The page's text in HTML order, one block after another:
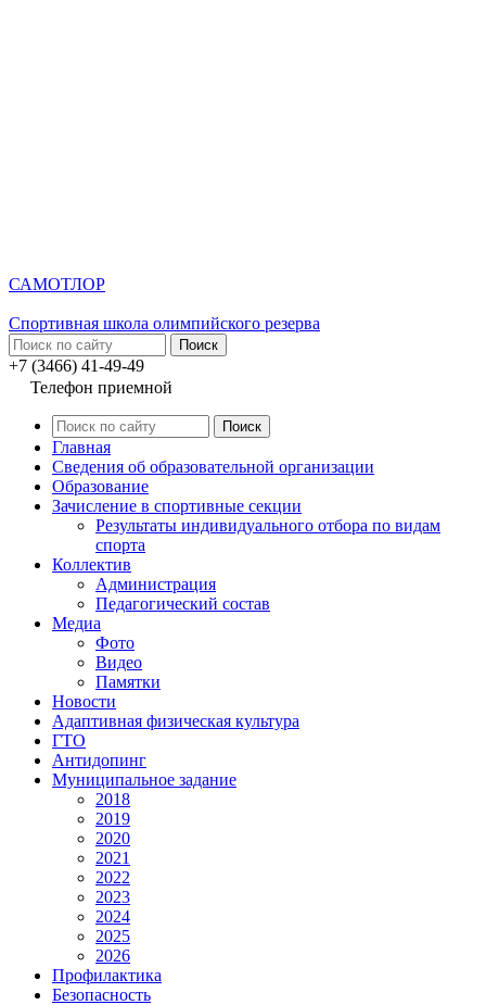
САМОТЛОР
Спортивная школа олимпийского резерва
+7 (3466) 41-49-49
Телефон приемной
Главная
Сведения об образовательной организации
Образование
Зачисление в спортивные секции
Результаты индивидуального отбора по видам
спорта
Коллектив
Администрация
Педагогический состав
Медиа
Фото
Видео
Памятки
Новости
Адаптивная физическая культура
ГТО
Антидопинг
Муниципальное задание
2018
2019
2020
2021
2022
2023
2024
2025
2026
Профилактика
Безопасность